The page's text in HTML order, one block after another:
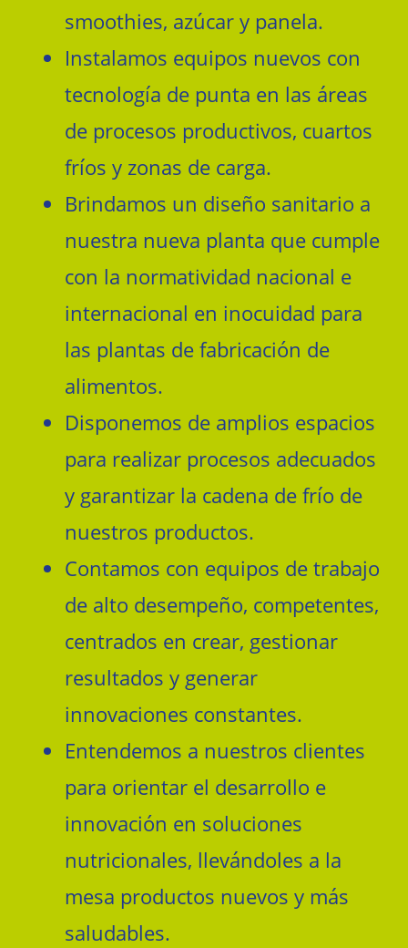
smoothies, azúcar y panela.
Instalamos equipos nuevos con
tecnología de punta en las áreas
de procesos productivos, cuartos
fríos y zonas de carga.
Brindamos un diseño sanitario a
nuestra nueva planta que cumple
con la normatividad nacional e
internacional en inocuidad para
las plantas de fabricación de
alimentos.
Disponemos de amplios espacios
para realizar procesos adecuados
y garantizar la cadena de frío de
nuestros productos.
Contamos con equipos de trabajo
de alto desempeño, competentes,
centrados en crear, gestionar
resultados y generar
innovaciones constantes.
Entendemos a nuestros clientes
para orientar el desarrollo e
innovación en soluciones
nutricionales, llevándoles a la
mesa productos nuevos y más
saludables.